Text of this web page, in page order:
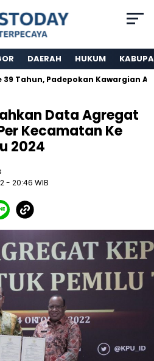
DAERAH HUKUM
Padepokan Kawargian Abah
Data Agregat
Kecamatan Ke
2024
- 20:46 WIB